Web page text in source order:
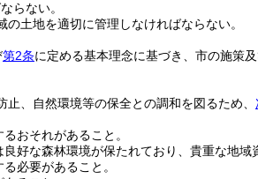
らない。
土地を適切に管理しなければならない。
第2条に定める基本理念に基づき、市の施策
、自然環境等の保全との調和を図るため、
おそれがあること。
好な森林環境が保たれており、貴重な地域
必要があること。